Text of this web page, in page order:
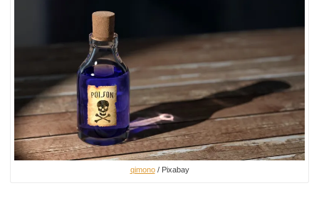
qimono/ Pixabay